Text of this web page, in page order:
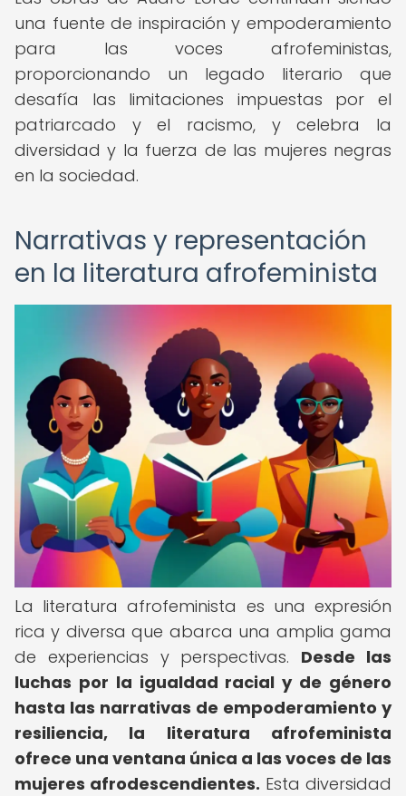
una fuente de inspiración y empoderamiento
para las voces afrofeministas,
proporcionando un legado literario que
desafía las limitaciones impuestas por el
patriarcado y el racismo, y celebra la
diversidad y la fuerza de las mujeres negras
en la sociedad.
Narrativas y representación
en la literatura afrofeminista
La literatura afrofeminista es una expresión
rica y diversa que abarca una amplia gama
de experiencias y perspectivas. Desde las
luchas por la igualdad racial y de género
hasta las narrativas de empoderamiento y
resiliencia, la literatura afrofeminista
ofrece una ventana única a las voces de las
mujeres afrodescendientes. Esta diversidad